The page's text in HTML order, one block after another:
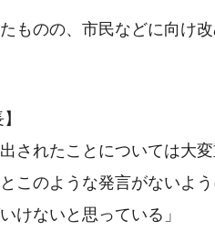
ものの、市民などに向け
されたことについては大
このような発言がないよ
けないと思っている」